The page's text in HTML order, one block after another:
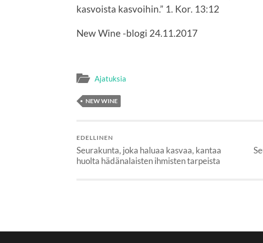
kasvoista kasvoihin.” 1. Kor. 13:12
New Wine -blogi 24.11.2017
Ajatuksia
NEW WINE
EDELLINEN
Seurakunta, joka haluaa kasvaa, kantaa
huolta hädänalaisten ihmisten tarpeista